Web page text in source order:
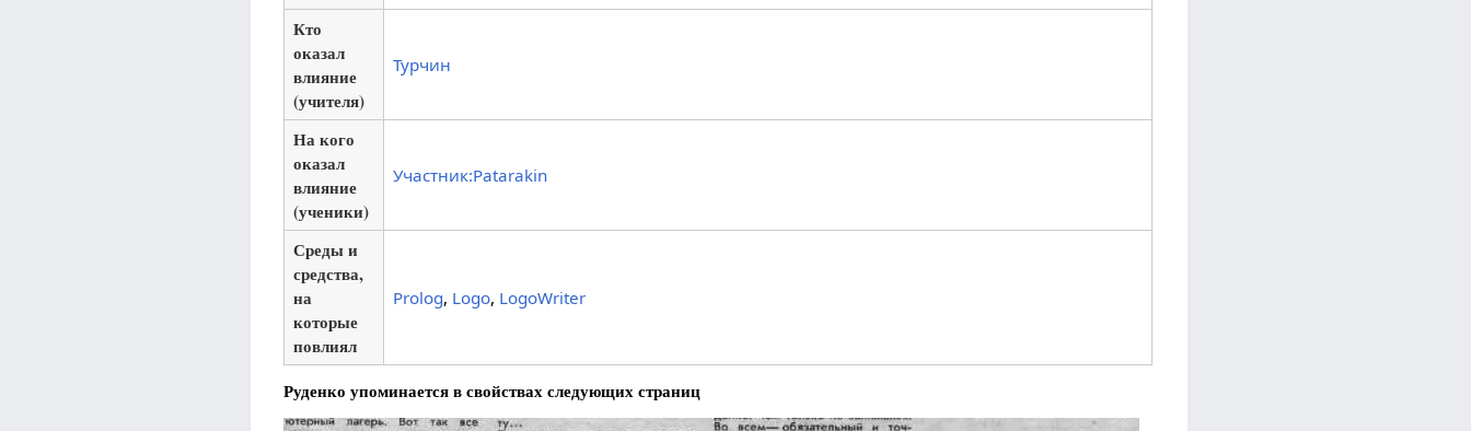
Кто
оказал
влияние
(учителя)
Турчин
На кого
оказал
влияние
(ученики)
Участник:Patarakin
Среды и
средства,
на
которые
повлиял
Prolog, Logo, LogoWriter
Руденко упоминается в свойствах следующих страниц